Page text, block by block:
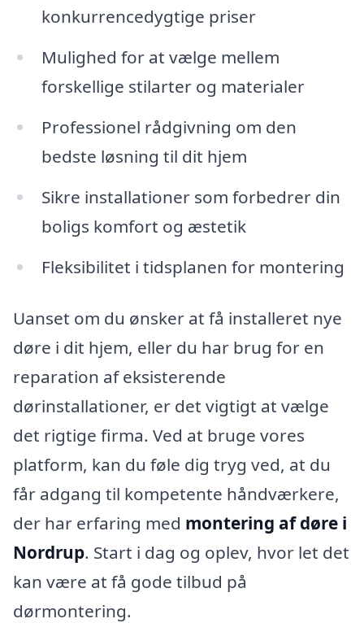
konkurrencedygtige priser
Mulighed for at vælge mellem
forskellige stilarter og materialer
Professionel rådgivning om den
bedste løsning til dit hjem
Sikre installationer som forbedrer din
boligs komfort og æstetik
Fleksibilitet i tidsplanen for montering
Uanset om du ønsker at få installeret nye
døre i dit hjem, eller du har brug for en
reparation af eksisterende
dørinstallationer, er det vigtigt at vælge
det rigtige firma. Ved at bruge vores
platform, kan du føle dig tryg ved, at du
får adgang til kompetente håndværkere,
der har erfaring med montering af døre i
Nordrup. Start i dag og oplev, hvor let det
kan være at få gode tilbud på
dørmontering.